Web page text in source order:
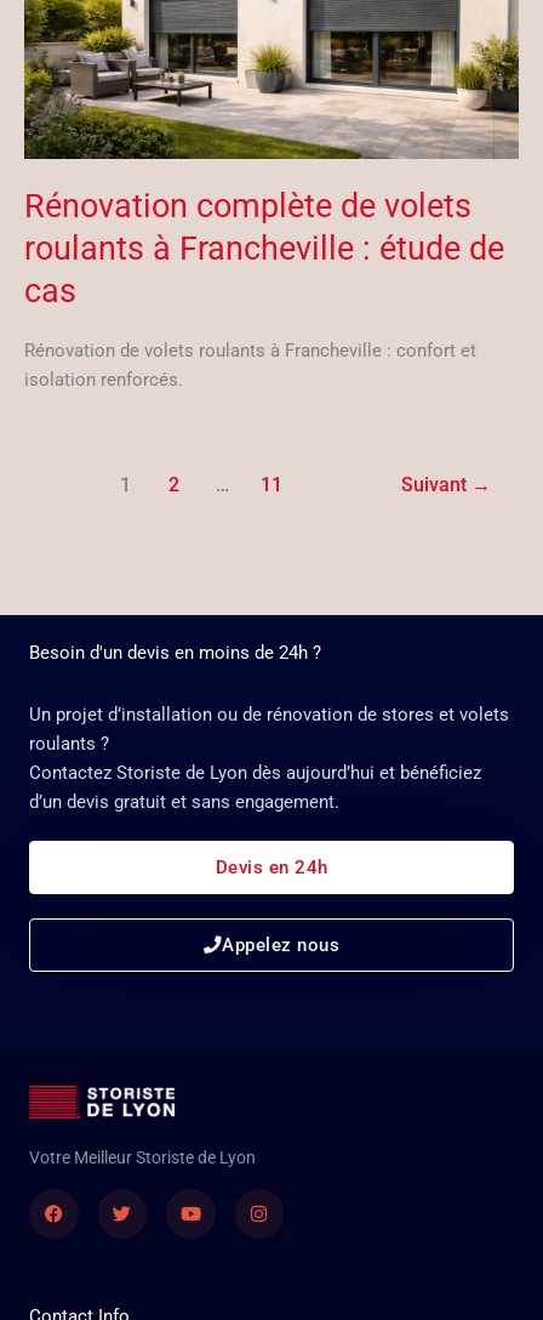
Rénovation complète de volets
roulants à Francheville : étude de
cas
Rénovation de volets roulants à Francheville : confort et
isolation renforcés.
1 2 … 11 Suivant →
Besoin d'un devis en moins de 24h ?
Un projet d’installation ou de rénovation de stores et volets
roulants ?
Contactez Storiste de Lyon dès aujourd’hui et bénéficiez
d’un devis gratuit et sans engagement.
Devis en 24h
Appelez nous
Votre Meilleur Storiste de Lyon
FacebookTwitter Youtube Instagram